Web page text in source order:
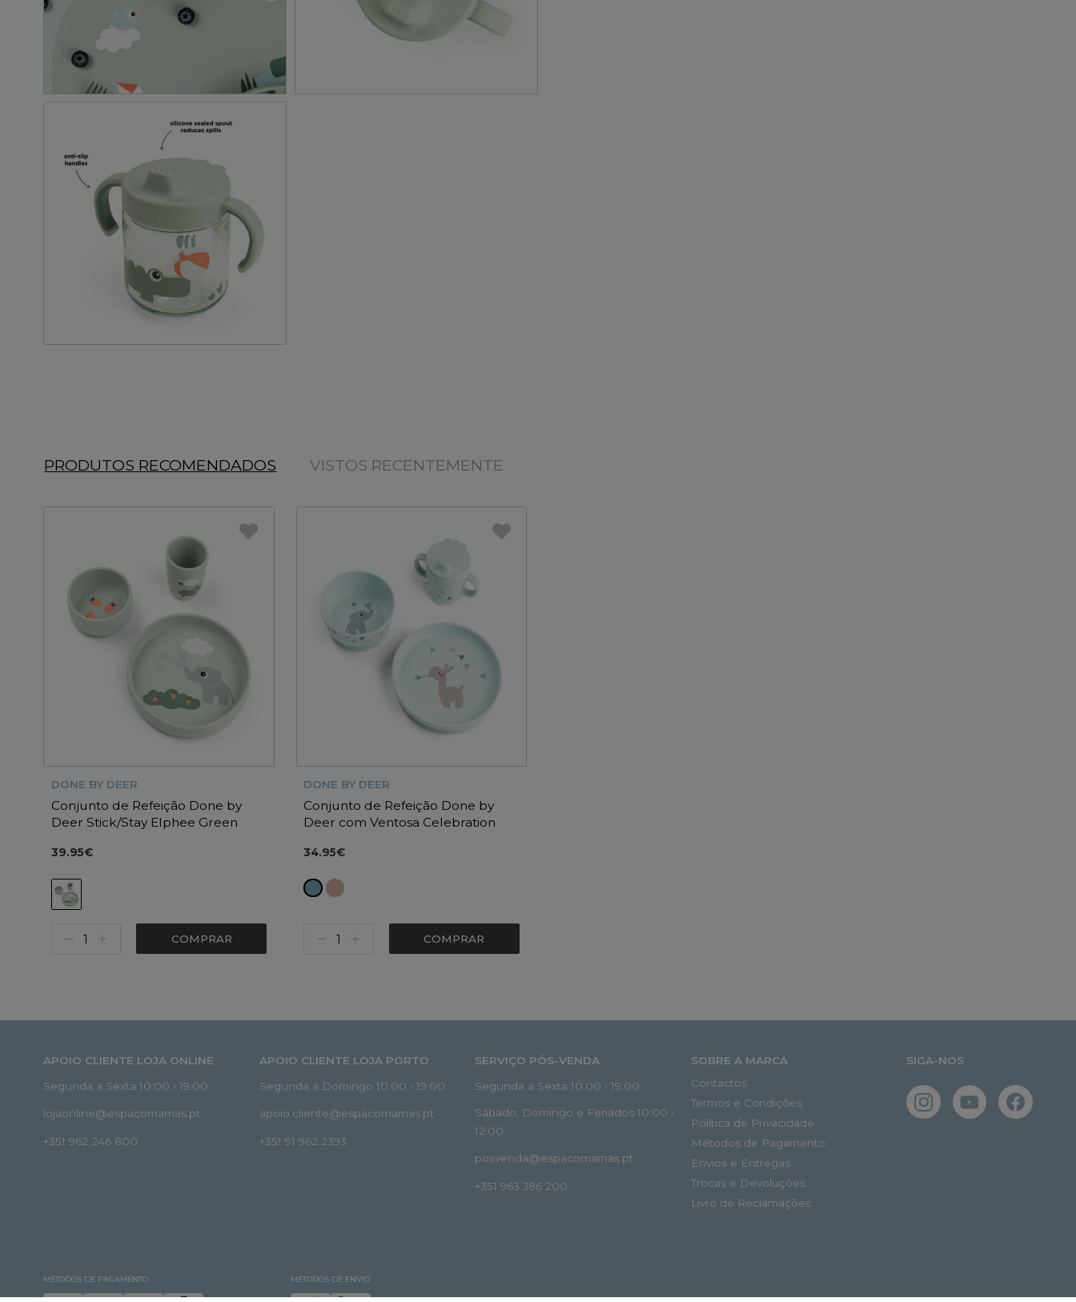
PRODUTOS RECOMENDADOS VISTOS RECENTEMENTE
DONE BY DEER
Conjunto de Refeição Done by
Deer Stick/Stay Elphee Green
39.95€
COMPRAR
DONE BY DEER
Conjunto de Refeição Done by
Deer com Ventosa Celebration
34.95€
COMPRAR
APOIO CLIENTE LOJA ONLINE
Segunda a Sexta 10:00 › 19:00
lojaonline@espacomamas.pt
+351 962 246 800
APOIO CLIENTE LOJA PORTO
Segunda a Domingo 10:00 › 19:00
apoio.cliente@espacomamas.pt
+351 91 962 2393
SERVIÇO PÓS-VENDA
Segunda a Sexta 10:00 › 19:00
Sábado, Domingo e Feriados 10:00 ›
12:00
posvenda@espacomamas.pt
+351 963 396 200
SOBRE A MARCA
Contactos
Termos e Condições
Política de Privacidade
Métodos de Pagamento
Envios e Entregas
Trocas e Devoluções
Livro de Reclamações
SIGA-NOS
MÉTODOS DE PAGAMENTO MÉTODOS DE ENVIO